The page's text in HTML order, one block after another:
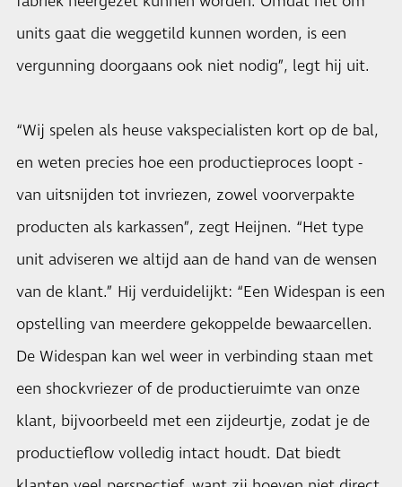
units gaat die weggetild kunnen worden, is een
vergunning doorgaans ook niet nodig”, legt hij uit.
“Wij spelen als heuse vakspecialisten kort op de bal,
en weten precies hoe een productieproces loopt -
van uitsnijden tot invriezen, zowel voorverpakte
producten als karkassen”, zegt Heijnen. “Het type
unit adviseren we altijd aan de hand van de wensen
van de klant.” Hij verduidelijkt: “Een Widespan is een
opstelling van meerdere gekoppelde bewaarcellen.
De Widespan kan wel weer in verbinding staan met
een shockvriezer of de productieruimte van onze
klant, bijvoorbeeld met een zijdeurtje, zodat je de
productieflow volledig intact houdt. Dat biedt